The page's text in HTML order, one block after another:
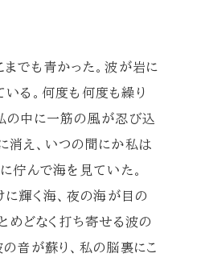
でも青かった。波が岩に
いる。何度も何度も繰り
の中に一筋の風が忍び込
消え、いつの間にか私は
佇んで海を見ていた。
輝く海、夜の海が目の
めどなく打ち寄せる波の
音が蘇り、私の脳裏にこ